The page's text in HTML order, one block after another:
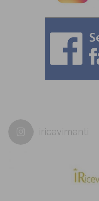
iricevimenti